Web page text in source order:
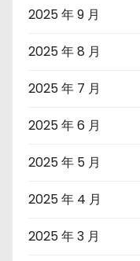
2025 年 9 月
2025 年 8 月
2025 年 7 月
2025 年 6 月
2025 年 5 月
2025 年 4 月
2025 年 3 月